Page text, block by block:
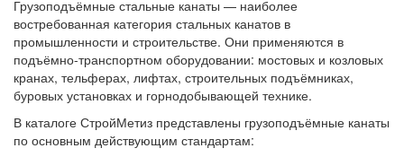
Грузоподъёмные стальные канаты — наиболее
востребованная категория стальных канатов в
промышленности и строительстве. Они применяются в
подъёмно-транспортном оборудовании: мостовых и козловых
кранах, тельферах, лифтах, строительных подъёмниках,
буровых установках и горнодобывающей технике.
В каталоге СтройМетиз представлены грузоподъёмные канаты
по основным действующим стандартам: